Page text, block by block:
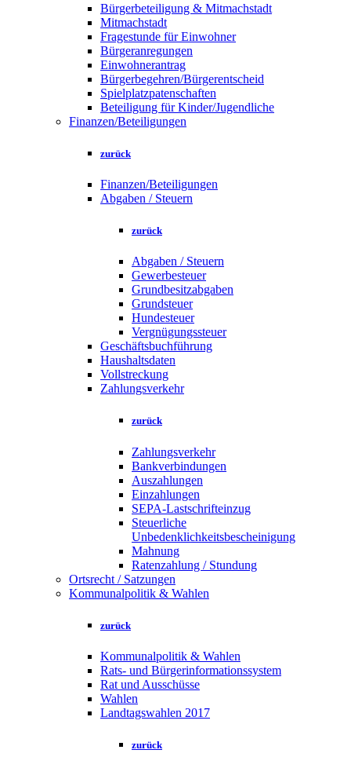
Bürgerbeteiligung & Mitmachstadt
Mitmachstadt
Fragestunde für Einwohner
Bürgeranregungen
Einwohnerantrag
Bürgerbegehren/Bürgerentscheid
Spielplatzpatenschaften
Beteiligung für Kinder/Jugendliche
Finanzen/Beteiligungen
zurück
Finanzen/Beteiligungen
Abgaben / Steuern
zurück
Abgaben / Steuern
Gewerbesteuer
Grundbesitzabgaben
Grundsteuer
Hundesteuer
Vergnügungssteuer
Geschäftsbuchführung
Haushaltsdaten
Vollstreckung
Zahlungsverkehr
zurück
Zahlungsverkehr
Bankverbindungen
Auszahlungen
Einzahlungen
SEPA-Lastschrifteinzug
Steuerliche
Unbedenklichkeitsbescheinigung
Mahnung
Ratenzahlung / Stundung
Ortsrecht / Satzungen
Kommunalpolitik & Wahlen
zurück
Kommunalpolitik & Wahlen
Rats- und Bürgerinformationssystem
Rat und Ausschüsse
Wahlen
Landtagswahlen 2017
zurück